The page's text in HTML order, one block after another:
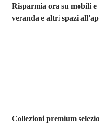
Risparmia ora su mobili
veranda e altri spazi
Collezioni premium